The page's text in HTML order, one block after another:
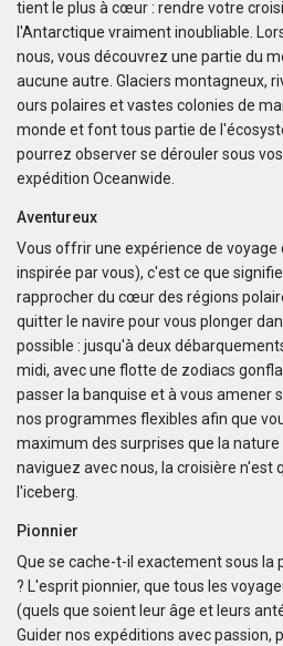
the "Gunnel" towards
heard alot about and it was
icebergs and Peninsular beauty
visited Stonington Island and
Antarctic Bases, what a piece of
interesting. Moving back up the
Peninsular we also visited
Island. Back in the Zodiacs
days we were out in them
for lunch in-between and
spotted at Foyn Harbour &
Guvernoren Shipwreckand old
saw the old Argentinian
outcrop. We then visted
along the beach by the massive
sight. At Whalers Bay and
land again and joined the
Wow ! what an experience. This
Antarctic Peninsular and then
cross the Drakes Passage again
through the famous Beagle
balanced with very
and light entertainment it truly
and good value for money;
you OceanWide, the crew, the
20 of them) and the ship's
tient le plus à cœur : rendre votre
l'Antarctique vraiment inoubliable.
nous, vous découvrez une partie du
aucune autre. Glaciers montagneux,
ours polaires et vastes colonies de
monde et font tous partie de
pourrez observer se dérouler sous
expédition Oceanwide.
Aventureux
Vous offrir une expérience de voyage
inspirée par vous), c'est ce que
rapprocher du cœur des régions
quitter le navire pour vous plonger
possible : jusqu'à deux
midi, avec une flotte de zodiacs
passer la banquise et à vous amener
nos programmes flexibles afin que
maximum des surprises que la
naviguez avec nous, la croisière n'est
l'iceberg.
Pionnier
Que se cache-t-il exactement sous la
? L'esprit pionnier, que tous les
(quels que soient leur âge et leurs
Guider nos expéditions avec passion,